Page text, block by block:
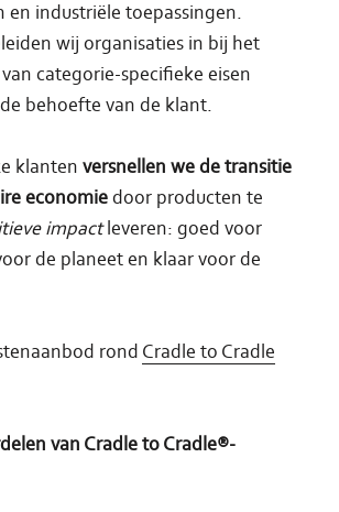
en industriële toepassingen.
wij organisaties in bij het
categorie-specifieke eisen
behoefte van de klant.
klantenversnellen we de transitie
economiedoor producten te
impactleveren: goed voor
de planeet en klaar voor de
rond Cradle to Cradle
van Cradle to Cradle®-